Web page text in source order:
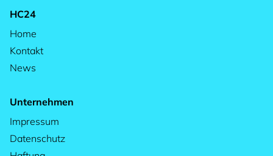
HC24
Home
Kontakt
News
Unternehmen
Impressum
Datenschutz